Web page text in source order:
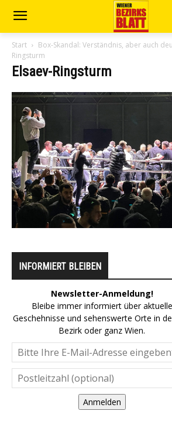
Start Box-Skandal: Verständnis, aber auch
Ringsturm
Elsaev-Ringsturm
INFORMIERT BLEIBEN
Newsletter-Anmeldung!
Bleibe immer informiert über aktuelle
Geschehnisse und sehenswerte Orte in
Bezirk oder ganz Wien.
Anmelden